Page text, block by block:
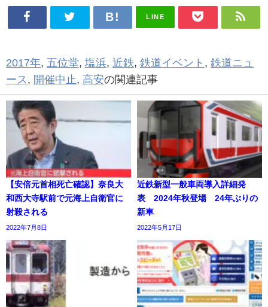
LINE
2017年, 五位堂, 塩浜, 近鉄, 鉄道イベント , 鉄道ニュ
ース , 開催中止, 高安の関連記事
【安倍元首相死亡確認】奈良大
和西大寺駅前で元海上自衛官に
射殺される
2022年7月8日
近鉄新型一般車両導入詳細発
表 2024年秋登場 24年ぶりの
新車
2022年5月17日